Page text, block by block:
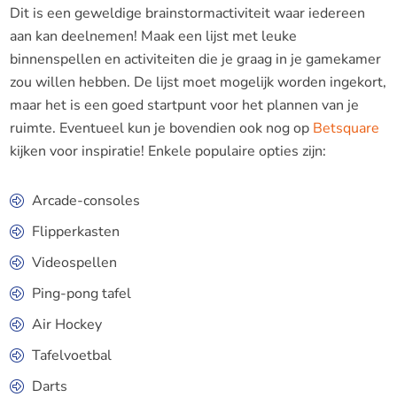
Dit is een geweldige brainstormactiviteit waar iedereen
aan kan deelnemen! Maak een lijst met leuke
binnenspellen en activiteiten die je graag in je gamekamer
zou willen hebben. De lijst moet mogelijk worden ingekort,
maar het is een goed startpunt voor het plannen van je
ruimte. Eventueel kun je bovendien ook nog op Betsquare
kijken voor inspiratie! Enkele populaire opties zijn:
Arcade-consoles
Flipperkasten
Videospellen
Ping-pong tafel
Air Hockey
Tafelvoetbal
Darts